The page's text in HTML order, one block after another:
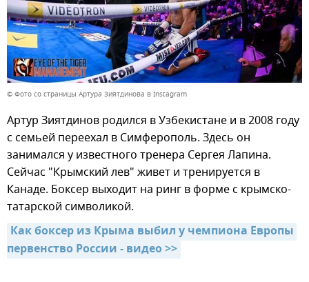
© Фото со страницы Артура Зиятдинова в Instagram
Артур Зиятдинов родился в Узбекистане и в 2008 году
с семьей переехал в Симферополь. Здесь он
занимался у известного тренера Сергея Лапина.
Сейчас "Крымский лев" живет и тренируется в
Канаде. Боксер выходит на ринг в форме с крымско-
татарской символикой.
Как боксер из Крыма выбил у чемпиона Европы
первенство России - видео >>